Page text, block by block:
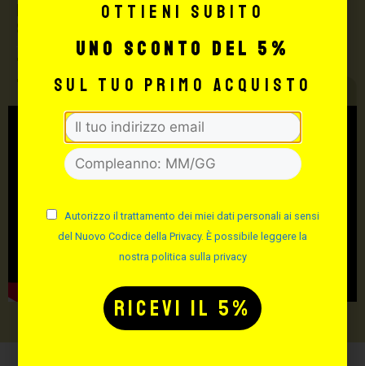
Max Signorello Tattoo
Supply
TUTTO PER IL TUO
TATTOO STUDIO
Ottieni subito
uno sconto del 5%
sul tuo primo acquisto
Autorizzo il trattamento dei miei dati personali ai sensi
del Nuovo Codice della Privacy. È possibile leggere la
nostra politica sulla privacy